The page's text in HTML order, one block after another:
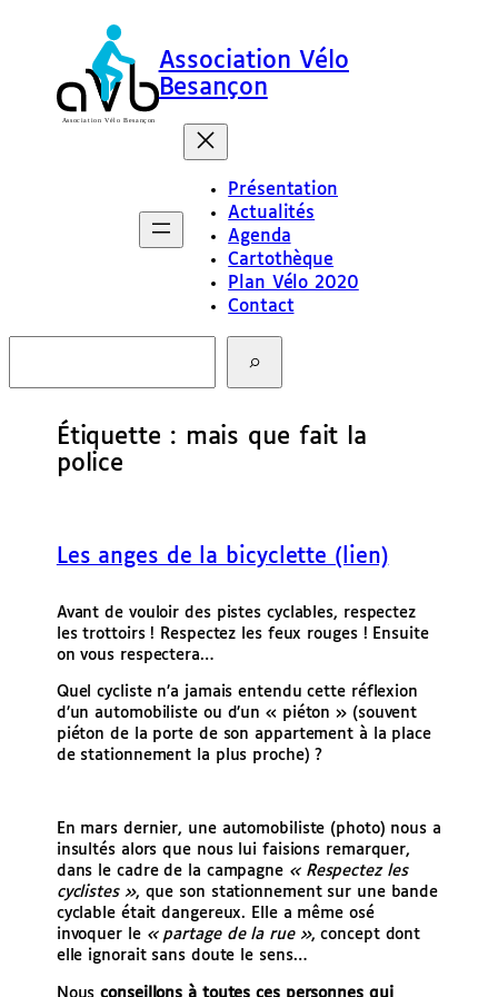
Association Vélo
Besançon
Présentation
Actualités
Agenda
Cartothèque
Plan Vélo 2020
Contact
c
Étiquette : mais que fait la
police
Les anges de la bicyclette (lien)
Avant de vouloir des pistes cyclables, respectez
les trottoirs ! Respectez les feux rouges ! Ensuite
on vous respectera…
Quel cycliste n’a jamais entendu cette réflexion
d’un automobiliste ou d’un « piéton » (souvent
piéton de la porte de son appartement à la place
de stationnement la plus proche) ?
En mars dernier, une automobiliste (photo) nous a
insultés alors que nous lui faisions remarquer,
dans le cadre de la campagne « Respectez les
cyclistes », que son stationnement sur une bande
cyclable était dangereux. Elle a même osé
invoquer le « partage de la rue », concept dont
elle ignorait sans doute le sens…
Nousconseillons à toutes ces personnes qui